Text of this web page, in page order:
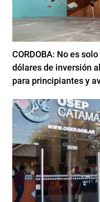
CORDOBA: No es
dólares de inversión
para principiantes y